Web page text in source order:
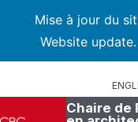
Mise à jour du
Website
Chaire de